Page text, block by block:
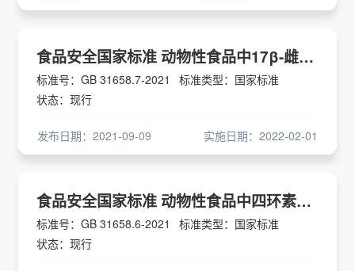
食品安全国家标准 动物性食品中17β-雌二醇、雌三醇、炔雌醇和雌酮残留量的测定 气相色谱-质谱法
标准号：GB 31658.7-2021
标准类型：国家标准
状态：现行
发布日期：2021-09-09 实施日期：2022-02-01
食品安全国家标准 动物性食品中四环素类药物残留量的测定 高效液相色谱法
标准号：GB 31658.6-2021
标准类型：国家标准
状态：现行